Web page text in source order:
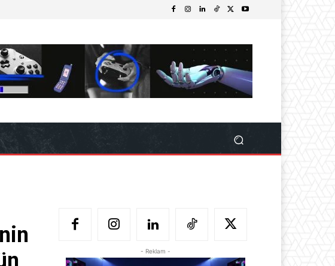
- Reklam -